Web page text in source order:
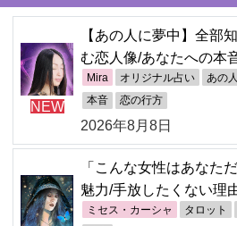
NEW
【あの人に夢中】全部
む恋人像/あなたへの本
Mira オリジナル占い あの
本音 恋の行方
2026年8月8日
「こんな女性はあなた
魅力/手放したくない理
ミセス・カーシャ タロット